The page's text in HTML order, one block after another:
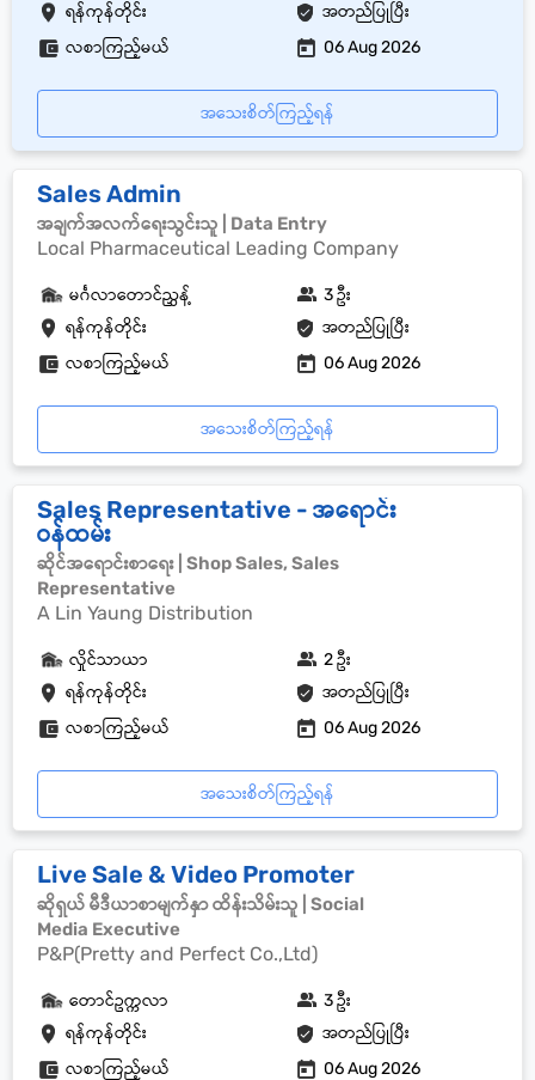
ရန်ကုန်တိုင်း အတည်ပြုပြီး
လစာကြည့်မယ် 06 Aug 2026
အသေးစိတ်ကြည့်ရန်
Sales Admin
အချက်အလက်ရေးသွင်းသူ | Data Entry
Local Pharmaceutical Leading Company
ရန်ကုန်တိုင်း အတည်ပြုပြီး
မင်္ဂလာတောင်ညွှန့် 3 ဦး
လစာကြည့်မယ် 06 Aug 2026
အသေးစိတ်ကြည့်ရန်
Sales Representative - အရောင်း
ဝန်ထမ်း
ဆိုင်အရောင်းစာရေး | Shop Sales, Sales
Representative
A Lin Yaung Distribution
ရန်ကုန်တိုင်း အတည်ပြုပြီး
လှိုင်သာယာ 2 ဦး
လစာကြည့်မယ် 06 Aug 2026
အသေးစိတ်ကြည့်ရန်
Live Sale & Video Promoter
ဆိုရှယ် မီဒီယာစာမျက်နှာ ထိန်းသိမ်းသူ | Social
Media Executive
P&P(Pretty and Perfect Co.,Ltd)
ရန်ကုန်တိုင်း အတည်ပြုပြီး
တောင်ဥက္ကလာ 3 ဦး
လစာကြည့်မယ် 06 Aug 2026